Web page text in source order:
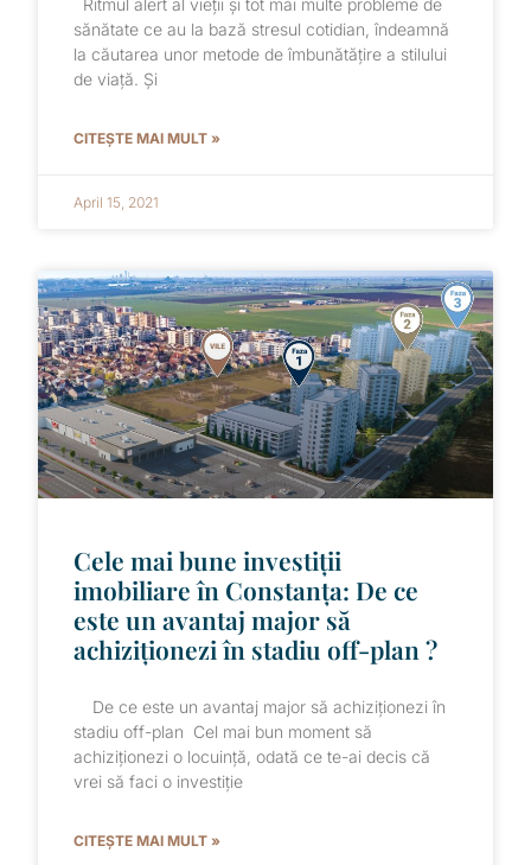
Ritmul alert al vieții și tot mai multe probleme de
sănătate ce au la bază stresul cotidian, îndeamnă
la căutarea unor metode de îmbunătățire a stilului
de viață. Și
CITEȘTE MAI MULT »
April 15, 2021
Cele mai bune investiții
imobiliare în Constanța: De ce
este un avantaj major să
achiziționezi în stadiu off-plan ?
De ce este un avantaj major să achiziționezi în
stadiu off-plan Cel mai bun moment să
achiziționezi o locuință, odată ce te-ai decis că
vrei să faci o investiție
CITEȘTE MAI MULT »